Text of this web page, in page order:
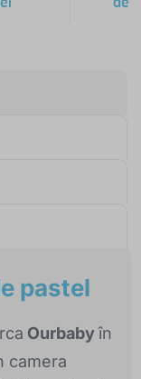
pastel
Ourbabyîn
camera